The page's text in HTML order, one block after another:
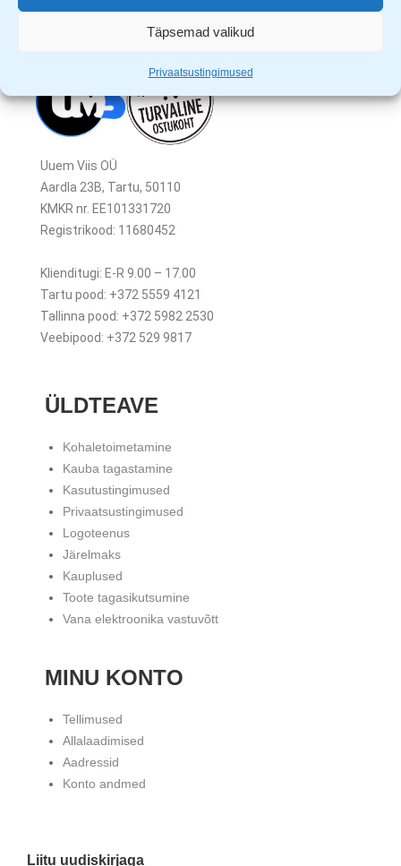
Täpsemad valikud
Privaatsustingimused
Uuem Viis OÜ
Aardla 23B, Tartu, 50110
KMKR nr. EE101331720
Registrikood: 11680452
Klienditugi: E-R 9.00 – 17.00
Tartu pood: +372 5559 4121
Tallinna pood: +372 5982 2530
Veebipood: +372 529 9817
ÜLDTEAVE
Kohaletoimetamine
Kauba tagastamine
Kasutustingimused
Privaatsustingimused
Logoteenus
Järelmaks
Kauplused
Toote tagasikutsumine
Vana elektroonika vastuvõtt
MINU KONTO
Tellimused
Allalaadimised
Aadressid
Konto andmed
Liitu uudiskirjaga